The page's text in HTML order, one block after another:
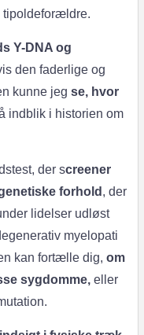
tipoldeforældre.
Y-DNA og
den faderlige og
kunne jegse, hvor
indblik i historien om
der screener
forhold , der
lidelser udløst
myelopati
kan fortælle dig,om
sygdomme, eller